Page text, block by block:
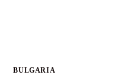
BULGARIA